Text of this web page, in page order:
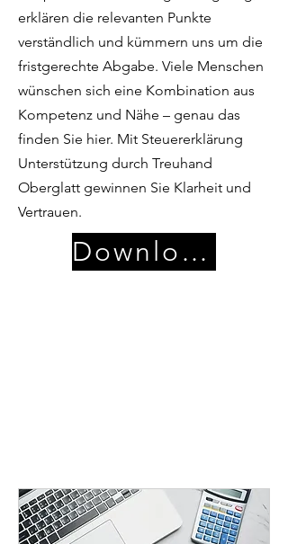
erklären die relevanten Punkte
verständlich und kümmern uns um die
fristgerechte Abgabe. Viele Menschen
wünschen sich eine Kombination aus
Kompetenz und Nähe – genau das
finden Sie hier. Mit Steuererklärung
Unterstützung durch Treuhand
Oberglatt gewinnen Sie Klarheit und
Vertrauen.
Download